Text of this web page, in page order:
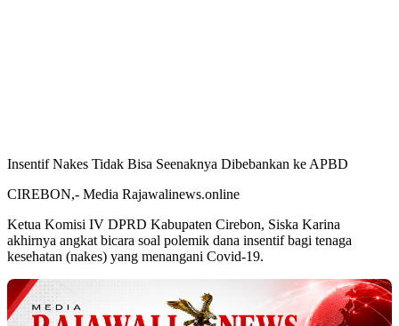
Insentif Nakes Tidak Bisa Seenaknya Dibebankan ke APBD
CIREBON,- Media Rajawalinews.online
Ketua Komisi IV DPRD Kabupaten Cirebon, Siska Karina
akhirnya angkat bicara soal polemik dana insentif bagi tenaga
kesehatan (nakes) yang menangani Covid-19.